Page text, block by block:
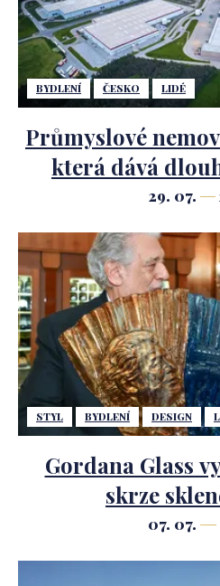
BYDLENÍ ČESKO LIDÉ
Průmyslové
která dává
29. 07.
STYL BYDLENÍ DESIGN
Gordana Glass
skrze
07. 07.